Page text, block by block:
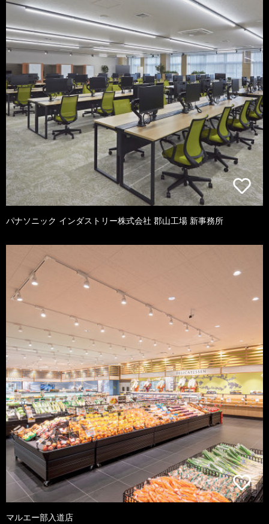
パナソニック インダストリー株式会社 郡山工場 新事務所
マルエー部入道店